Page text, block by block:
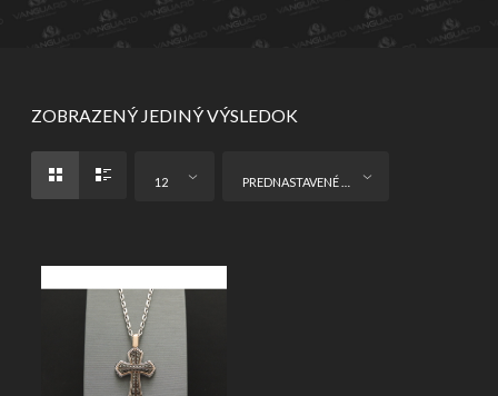
ZOBRAZENÝ JEDINÝ VÝSLEDOK
12